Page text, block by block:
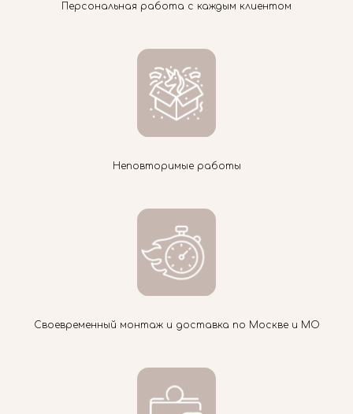
Персональная работа с каждым клиентом
Неповторимые работы
Своевременный монтаж и доставка по Москве и МО